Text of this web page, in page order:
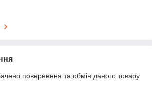
повернення та обмін даного товару